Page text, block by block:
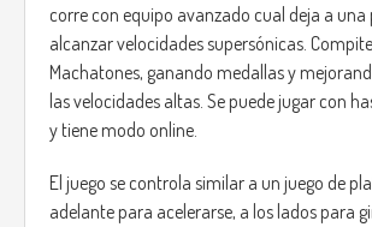
corre con equipo avanzado cual deja a una
alcanzar velocidades supersónicas.
Machatones, ganando medallas y
las velocidades altas. Se puede jugar con
y tiene modo online.
El juego se controla similar a un juego de
adelante para acelerarse, a los lados para